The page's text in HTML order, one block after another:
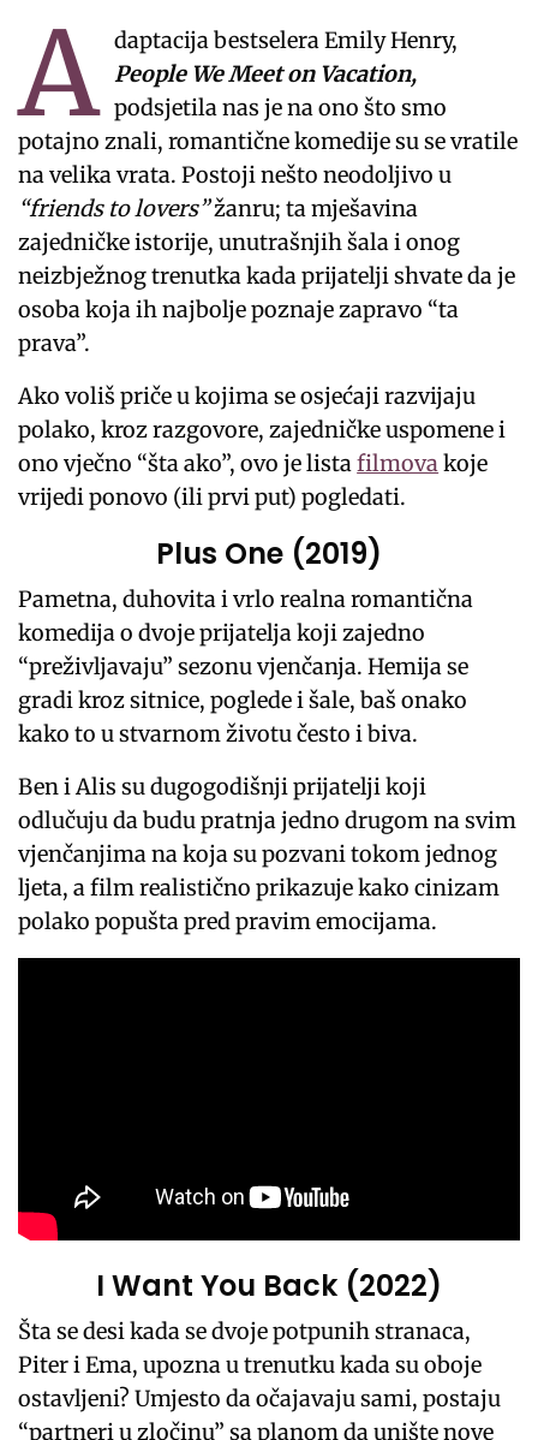
A daptacija bestselera Emily Henry,
People We Meet on Vacation,
podsjetila nas je na ono što smo
potajno znali, romantične komedije su se vratile
na velika vrata. Postoji nešto neodoljivo u
“friends to lovers”žanru; ta mješavina
zajedničke istorije, unutrašnjih šala i onog
neizbježnog trenutka kada prijatelji shvate da je
osoba koja ih najbolje poznaje zapravo “ta
prava”.
Ako voliš priče u kojima se osjećaji razvijaju
polako, kroz razgovore, zajedničke uspomene i
ono vječno “šta ako”, ovo je listafilmovakoje
vrijedi ponovo (ili prvi put) pogledati.
Plus One (2019)
Pametna, duhovita i vrlo realna romantična
komedija o dvoje prijatelja koji zajedno
“preživljavaju” sezonu vjenčanja. Hemija se
gradi kroz sitnice, poglede i šale, baš onako
kako to u stvarnom životu često i biva.
Ben i Alis su dugogodišnji prijatelji koji
odlučuju da budu pratnja jedno drugom na svim
vjenčanjima na koja su pozvani tokom jednog
ljeta, a film realistično prikazuje kako cinizam
polako popušta pred pravim emocijama.
I Want You Back (2022)
Šta se desi kada se dvoje potpunih stranaca,
Piter i Ema, upozna u trenutku kada su oboje
ostavljeni? Umjesto da očajavaju sami, postaju
“partneri u zločinu” sa planom da unište nove